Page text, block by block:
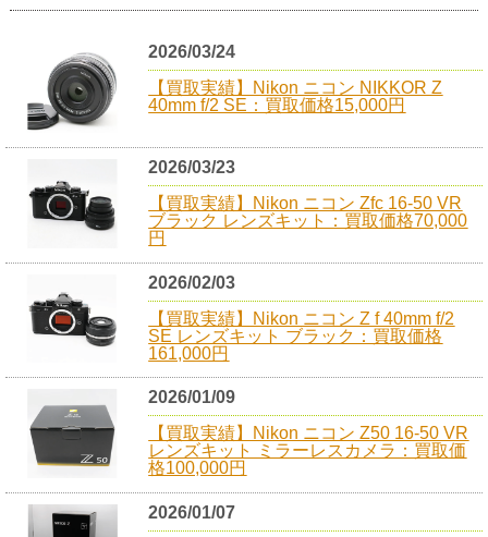
2026/03/24
【買取実績】Nikon ニコン NIKKOR Z
40mm f/2 SE：買取価格15,000円
2026/03/23
【買取実績】Nikon ニコン Zfc 16-50 VR
ブラック レンズキット：買取価格70,000
円
2026/02/03
【買取実績】Nikon ニコン Z f 40mm f/2
SE レンズキット ブラック：買取価格
161,000円
2026/01/09
【買取実績】Nikon ニコン Z50 16-50 VR
レンズキット ミラーレスカメラ：買取価
格100,000円
2026/01/07